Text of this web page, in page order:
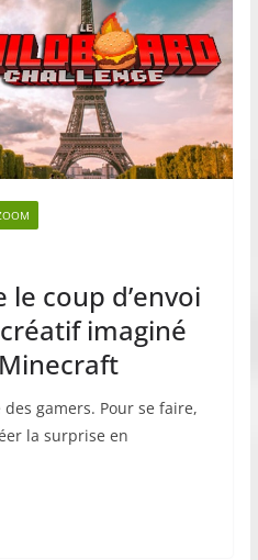
coup d’envoi
imaginé
gamers. Pour se faire,
la surprise en